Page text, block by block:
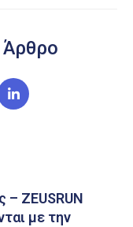
– ZEUSRUN
με την